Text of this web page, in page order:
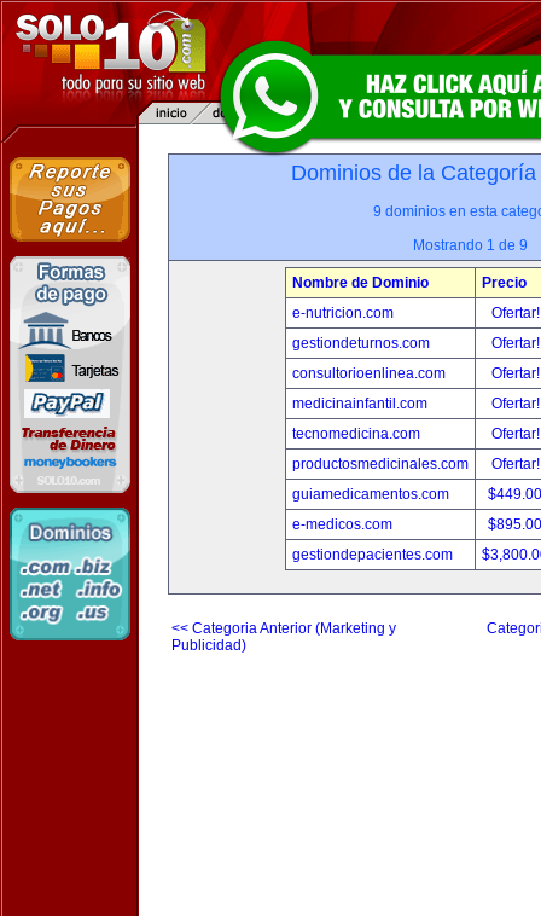
Dominios de la
9 dominios en esta
Mostrando 1 de 9
Nombre de Dominio
Precio
e-nutricion.com
gestiondeturnos.com
consultorioenlinea.com
medicinainfantil.com
tecnomedicina.com
productosmedicinales.com
guiamedicamentos.com
e-medicos.com
gestiondepacientes.com
<< Categoria Anterior (Marketing y
Publicidad)